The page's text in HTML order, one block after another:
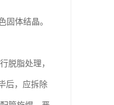
固体结晶。
脱脂处理，
后，应拆除